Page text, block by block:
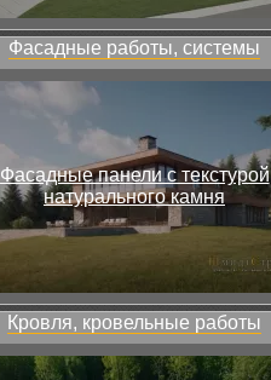
Фасадные работы, системы
Фасадные панели с текстурой
натурального камня
Кровля, кровельные работы